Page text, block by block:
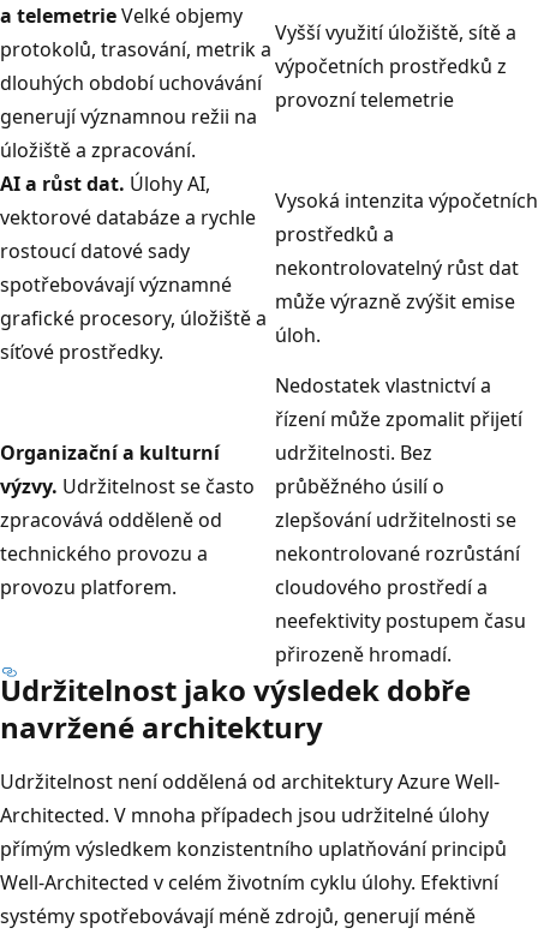
a telemetrieVelké objemy
protokolů, trasování, metrik a
dlouhých období uchovávání
generují významnou režii na
úložiště a zpracování.
Vyšší využití úložiště, sítě a
výpočetních prostředků z
provozní telemetrie
AI a růst dat. Úlohy AI,
vektorové databáze a rychle
rostoucí datové sady
spotřebovávají významné
grafické procesory, úložiště a
síťové prostředky.
Vysoká intenzita výpočetních
prostředků a
nekontrolovatelný růst dat
může výrazně zvýšit emise
úloh.
Organizační a kulturní
výzvy. Udržitelnost se často
zpracovává odděleně od
technického provozu a
provozu platforem.
Nedostatek vlastnictví a
řízení může zpomalit přijetí
udržitelnosti. Bez
průběžného úsilí o
zlepšování udržitelnosti se
nekontrolované rozrůstání
cloudového prostředí a
neefektivity postupem času
přirozeně hromadí.
Udržitelnost jako výsledek dobře
navržené architektury
Udržitelnost není oddělená od architektury Azure Well-
Architected. V mnoha případech jsou udržitelné úlohy
přímým výsledkem konzistentního uplatňování principů
Well-Architected v celém životním cyklu úlohy. Efektivní
systémy spotřebovávají méně zdrojů, generují méně